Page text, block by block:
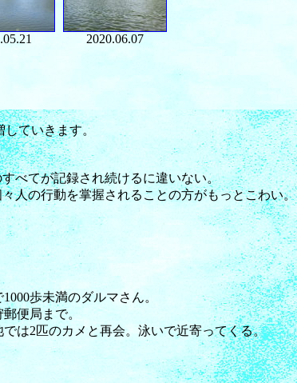
2020.06.07
ていきます。
べてが記録され続けるに違いない。
人の行動を掌握されることの方がもっとこわい。
歩未満のダルマさん。
便局まで。
は2匹のカメと再会。泳いで近寄ってくる。